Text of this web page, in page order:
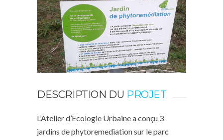
DESCRIPTION DU PROJET
L’Atelier d’Ecologie Urbaine a conçu 3
jardins de phytoremediation sur le parc